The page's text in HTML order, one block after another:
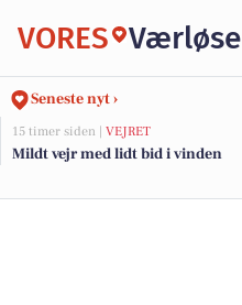
VORES Værløse
Seneste nyt ›
15 timer siden | VEJRET
Mildt vejr med lidt bid i vinden